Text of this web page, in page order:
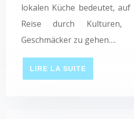
lokalen Küche bedeutet, auf
Reise durch Kulturen,
Geschmäcker zu gehen….
LIRE LA SUITE